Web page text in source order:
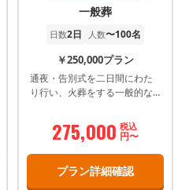
一般葬
日数2日 人数〜100名
￥250,000プラン
通夜・告別式を二日間にわた
り行い、火葬をする一般的な
275,000 税込
円〜
プラン詳細確認